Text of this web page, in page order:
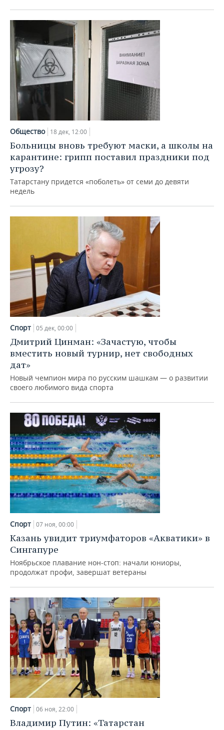
Общество 18 дек, 12:00
Больницы вновь требуют маски, а школы на
карантине: грипп поставил праздники под
угрозу?
Татарстану придется «поболеть» от семи до девяти
недель
Спорт 05 дек, 00:00
Дмитрий Цинман: «Зачастую, чтобы
вместить новый турнир, нет свободных
дат»
Новый чемпион мира по русским шашкам — о развитии
своего любимого вида спорта
Спорт 07 ноя, 00:00
Казань увидит триумфаторов «Акватики» в
Сингапуре
Ноябрьское плавание нон-стоп: начали юниоры,
продолжат профи, завершат ветераны
Спорт 06 ноя, 22:00
Владимир Путин: «Татарстан